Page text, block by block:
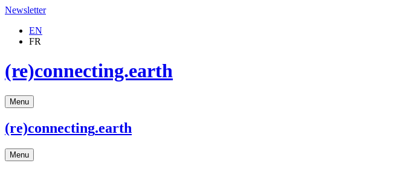
Newsletter
EN
FR
(re)connecting.earth
Menu
(re)connecting.earth
Menu